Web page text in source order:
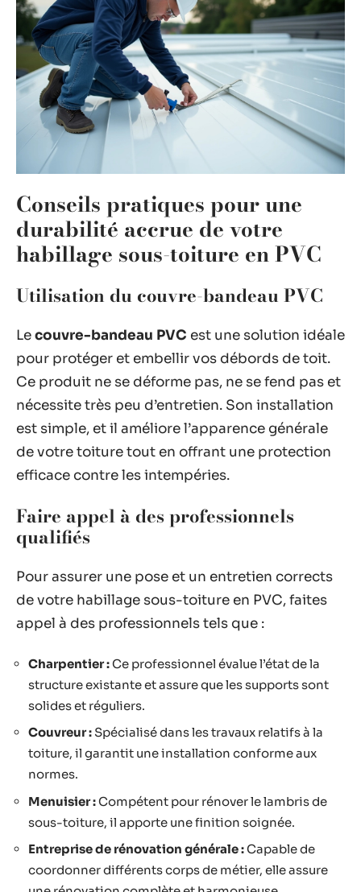
Conseils pratiques pour une
durabilité accrue de votre
habillage sous-toiture en PVC
Utilisation du couvre-bandeau PVC
Lecouvre-bandeau PVC est une solution idéale
pour protéger et embellir vos débords de toit.
Ce produit ne se déforme pas, ne se fend pas et
nécessite très peu d’entretien. Son installation
est simple, et il améliore l’apparence générale
de votre toiture tout en offrant une protection
efficace contre les intempéries.
Faire appel à des professionnels
qualifiés
Pour assurer une pose et un entretien corrects
de votre habillage sous-toiture en PVC, faites
appel à des professionnels tels que :
Charpentier :Ce professionnel évalue l’état de la
structure existante et assure que les supports sont
solides et réguliers.
Couvreur : Spécialisé dans les travaux relatifs à la
toiture, il garantit une installation conforme aux
normes.
Menuisier :Compétent pour rénover le lambris de
sous-toiture, il apporte une finition soignée.
Entreprise de rénovation générale :Capable de
coordonner différents corps de métier, elle assure